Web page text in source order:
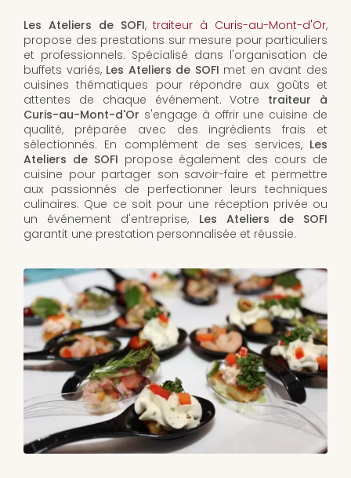
Les Ateliers de SOFI,traiteur à Curis-au-Mont-d'Or,
propose des prestations sur mesure pour particuliers
et professionnels. Spécialisé dans l'organisation de
buffets variés, Les Ateliers de SOFI met en avant des
cuisines thématiques pour répondre aux goûts et
attentes de chaque événement. Votre traiteur à
Curis-au-Mont-d'Or s'engage à offrir une cuisine de
qualité, préparée avec des ingrédients frais et
sélectionnés. En complément de ses services, Les
Ateliers de SOFI propose également des cours de
cuisine pour partager son savoir-faire et permettre
aux passionnés de perfectionner leurs techniques
culinaires. Que ce soit pour une réception privée ou
un événement d'entreprise, Les Ateliers de SOFI
garantit une prestation personnalisée et réussie.